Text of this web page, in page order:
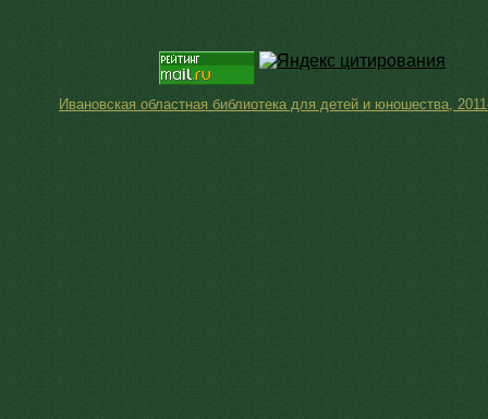
Ивановская областная библиотека для детей и юношества,